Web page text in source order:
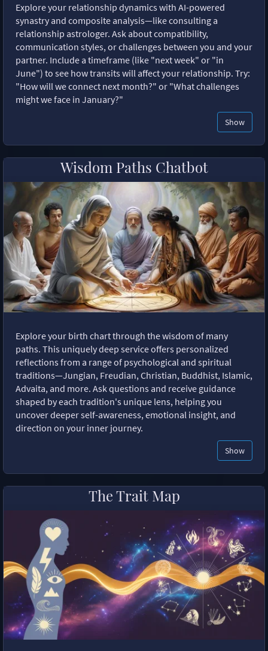
Explore your relationship dynamics with AI-powered
synastry and composite analysis—like consulting a
relationship astrologer. Ask about compatibility,
communication styles, or challenges between you and your
partner. Include a timeframe (like "next week" or "in
June") to see how transits will affect your relationship. Try:
"How will we connect next month?" or "What challenges
might we face in January?"
Show
Wisdom Paths Chatbot
Explore your birth chart through the wisdom of many
paths. This uniquely deep service offers personalized
reflections from a range of psychological and spiritual
traditions—Jungian, Freudian, Christian, Buddhist, Islamic,
Advaita, and more. Ask questions and receive guidance
shaped by each tradition's unique lens, helping you
uncover deeper self-awareness, emotional insight, and
direction on your inner journey.
Show
The Trait Map